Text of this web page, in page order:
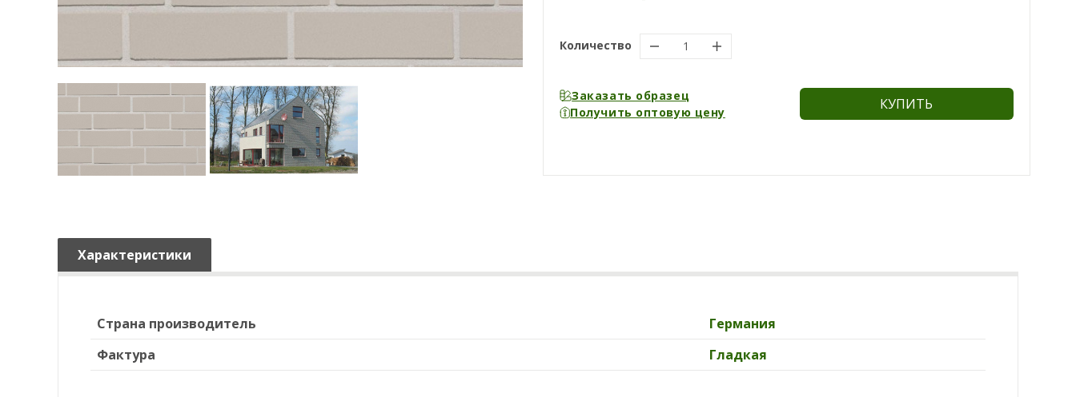
Количество
Заказать образец
Получить оптовую цену
КУПИТЬ
Характеристики
Страна производитель
Германия
Фактура
Гладкая